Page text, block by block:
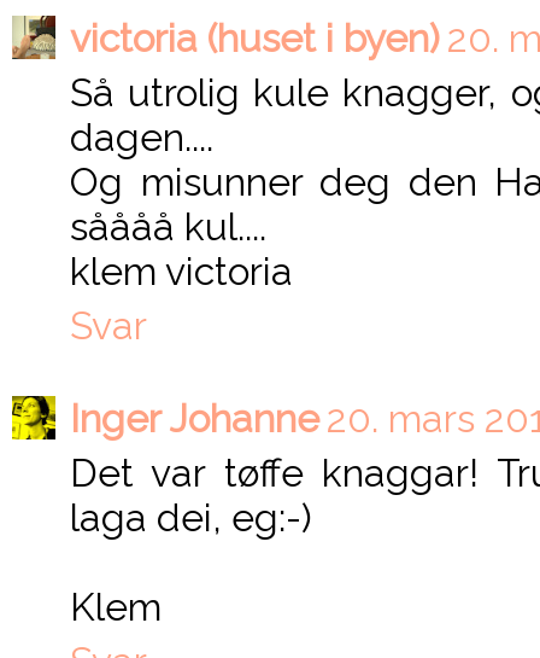
victoria (huset i byen)20.
Så utrolig kule knagger,
dagen....
Og misunner deg den
såååå kul....
klem victoria
Svar
Inger Johanne20. mars
Det var tøffe knaggar!
laga dei, eg:-)
Klem